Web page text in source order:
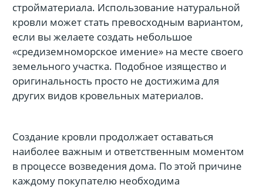
стройматериала. Использование натуральной
кровли может стать превосходным вариантом,
если вы желаете создать небольшое
«средиземноморское имение» на месте своего
земельного участка. Подобное изящество и
оригинальность просто не достижима для
других видов кровельных материалов.
Создание кровли продолжает оставаться
наиболее важным и ответственным моментом
в процессе возведения дома. По этой причине
каждому покупателю необходима